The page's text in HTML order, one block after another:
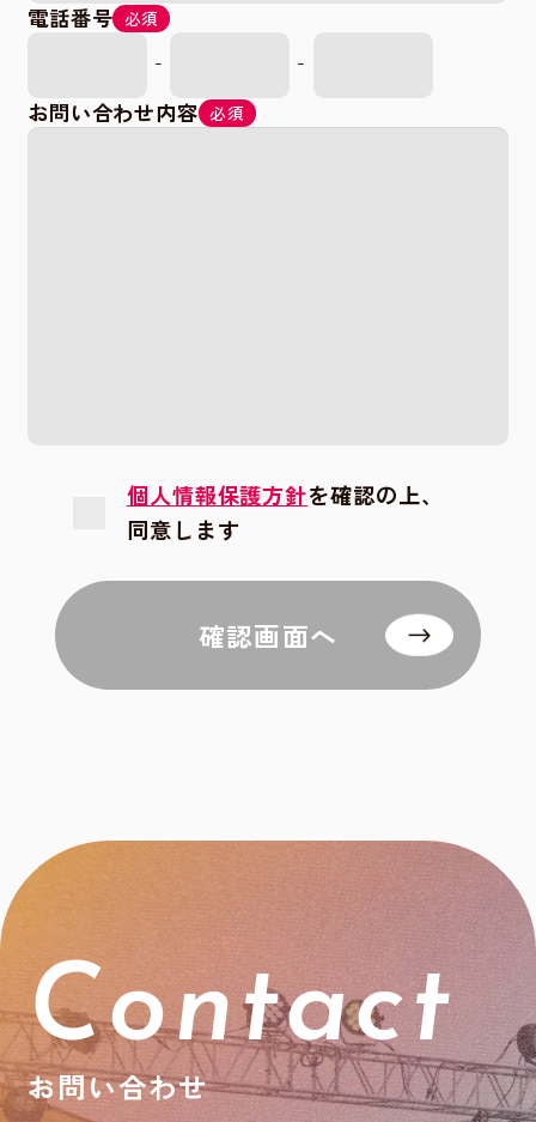
電話番号 必須
- -
お問い合わせ内容 必須
個人情報保護方針を確認の上、
同意します
確認画面へ
Contact
お問い合わせ